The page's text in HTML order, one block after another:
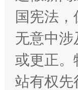
千年
国宪法
无意中
或更正。
站有权先